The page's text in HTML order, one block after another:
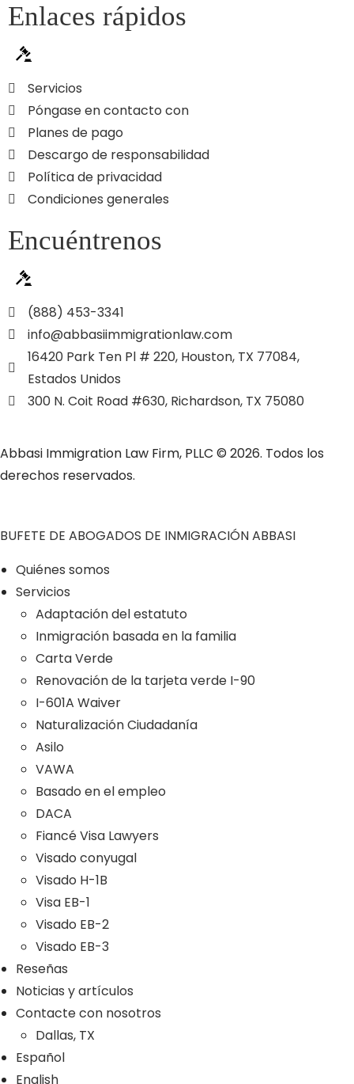
Enlaces rápidos
Servicios
Póngase en contacto con
Planes de pago
Descargo de responsabilidad
Política de privacidad
Condiciones generales
Encuéntrenos
(888) 453-3341
info@abbasiimmigrationlaw.com
16420 Park Ten Pl # 220, Houston, TX 77084,
Estados Unidos
300 N. Coit Road #630, Richardson, TX 75080
Abbasi Immigration Law Firm, PLLC © 2026. Todos los
derechos reservados.
BUFETE DE ABOGADOS DE INMIGRACIÓN ABBASI
Quiénes somos
Servicios
Adaptación del estatuto
Inmigración basada en la familia
Carta Verde
Renovación de la tarjeta verde I-90
I-601A Waiver
Naturalización Ciudadanía
Asilo
VAWA
Basado en el empleo
DACA
Fiancé Visa Lawyers
Visado conyugal
Visado H-1B
Visa EB-1
Visado EB-2
Visado EB-3
Reseñas
Noticias y artículos
Contacte con nosotros
Dallas, TX
Español
English